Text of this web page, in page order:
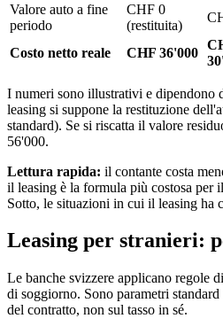
Valore auto a fine
periodo
CHF 0
(restituita)
Costo netto reale CHF 36'000
I numeri sono illustrativi e dipendono
leasing si suppone la restituzione
standard). Se si riscatta il valore
56'000.
Lettura rapida: il contante costa
il leasing è la formula più costosa per
Sotto, le situazioni in cui il leasing ha
Leasing per stranieri:
Le banche svizzere applicano regole
di soggiorno. Sono parametri
del contratto, non sul tasso in sé.